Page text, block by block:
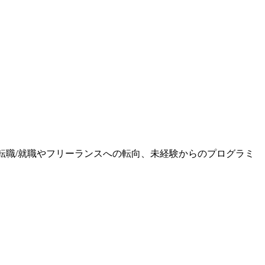
/就職やフリーランスへの転向、未経験からのプログラミ